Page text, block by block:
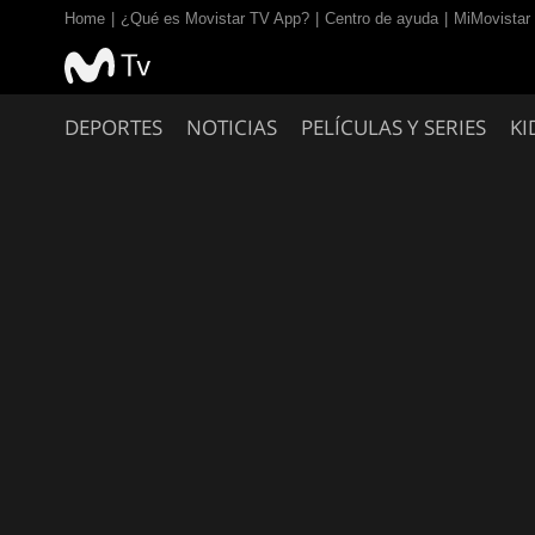
Home ¿Qué es Movistar TV App? Centro de ayuda MiMovistar
DEPORTES NOTICIAS PELÍCULAS Y SERIES